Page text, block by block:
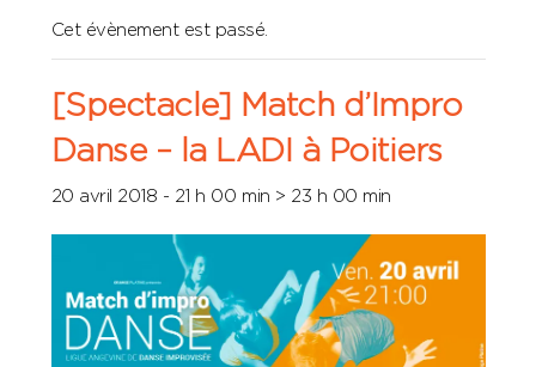
Cet évènement est passé.
[Spectacle] Match d’Impro
Danse – la LADI à Poitiers
20 avril 2018 - 21 h 00 min > 23 h 00 min